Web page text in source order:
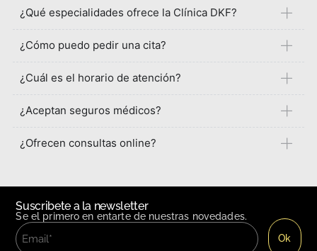
¿Qué especialidades ofrece la Clínica DKF?
¿Cómo puedo pedir una cita?
¿Cuál es el horario de atención?
¿Aceptan seguros médicos?
¿Ofrecen consultas online?
Suscribete a la newsletter
Se el primero en entarte de nuestras novedades.